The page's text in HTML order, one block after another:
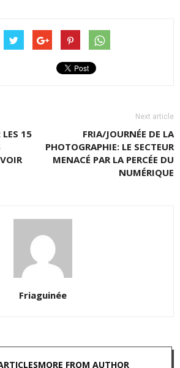
LES 15
Next article
FRIA/JOURNÉE DE LA
PHOTOGRAPHIE: LE SECTEUR
MENACÉ PAR LA PERCÉE DU
NUMÉRIQUE
Friaguinée
MORE FROM AUTHOR